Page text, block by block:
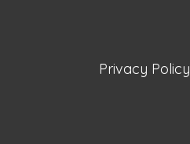
Privacy Policy